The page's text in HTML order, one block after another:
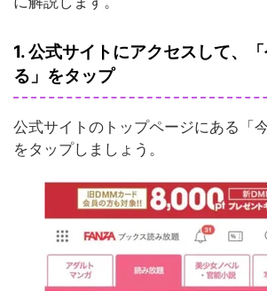
1. 公式サイトにアクセスして、
る」をタップ
公式サイトのトップページにある「
をタップしましょう。